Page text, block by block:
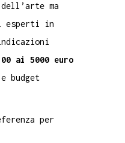
ma
esperti in
ai 5000 euro
budget
per